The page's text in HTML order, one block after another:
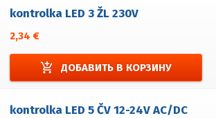
kontrolka LED 3 ŽL 230V
2,34 €
add_shopping_cart ДОБАВИТЬ В КОРЗИНУ
kontrolka LED 5 ČV 12-24V AC/DC